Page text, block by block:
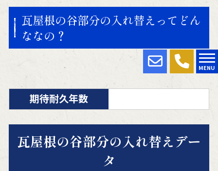
MENU
瓦屋根の谷部分の入れ替えってどん
ななの？
期待耐久年数
瓦屋根の谷部分の入れ替えデー
タ